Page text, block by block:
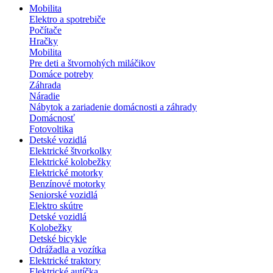
Mobilita
Elektro a spotrebiče
Počítače
Hračky
Mobilita
Pre deti a štvornohých miláčikov
Domáce potreby
Záhrada
Náradie
Nábytok a zariadenie domácnosti a záhrady
Domácnosť
Fotovoltika
Detské vozidlá
Elektrické štvorkolky
Elektrické kolobežky
Elektrické motorky
Benzínové motorky
Seniorské vozidlá
Elektro skútre
Detské vozidlá
Kolobežky
Detské bicykle
Odrážadla a vozítka
Elektrické traktory